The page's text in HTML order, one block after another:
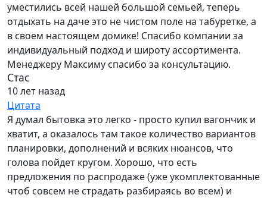
уместились всей нашей большой семьей, теперь
отдыхать на даче это не чистом поле на табуретке, а
в своем настоящем домике! Спасибо компании за
индивидуальный подход и широту ассортимента.
Менеджеру Максиму спасибо за консультацию.
Стас
10 лет назад
Цитата
Я думал бытовка это легко - просто купил вагончик и
хватит, а оказалось там такое количество вариантов
планировки, дополнений и всяких нюансов, что
голова пойдет кругом. Хорошо, что есть
предложения по распродаже (уже укомплектованные
чтоб совсем не страдать разбираясь во всем) и